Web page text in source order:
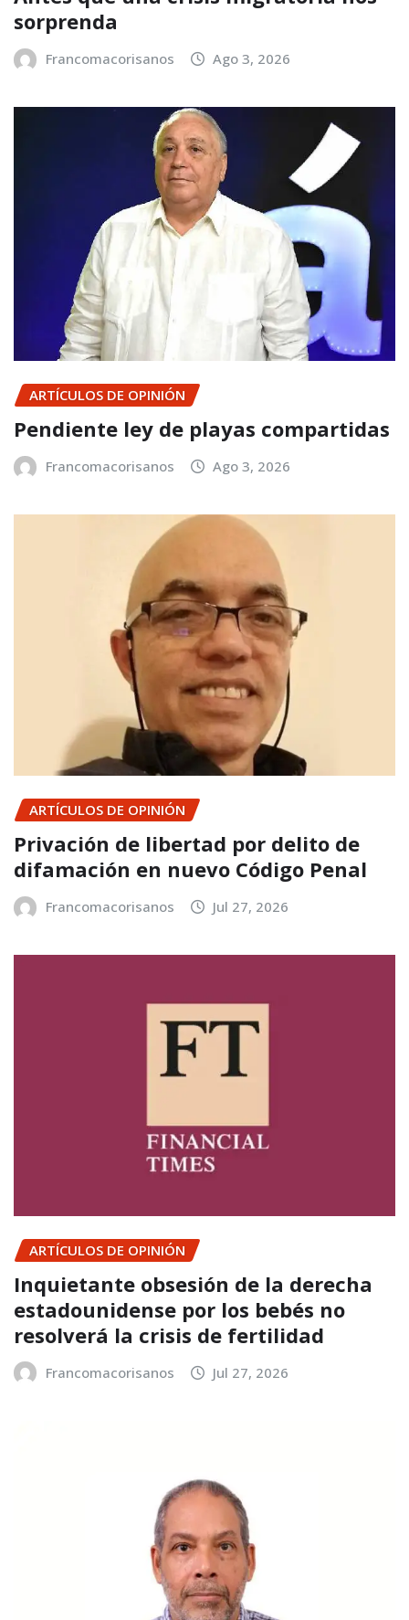
sorprenda
Francomacorisanos Ago 3, 2026
ARTÍCULOS DE OPINIÓN
Pendiente ley de playas compartidas
Francomacorisanos Ago 3, 2026
ARTÍCULOS DE OPINIÓN
Privación de libertad por delito de
difamación en nuevo Código Penal
Francomacorisanos Jul 27, 2026
ARTÍCULOS DE OPINIÓN
Inquietante obsesión de la derecha
estadounidense por los bebés no
resolverá la crisis de fertilidad
Francomacorisanos Jul 27, 2026